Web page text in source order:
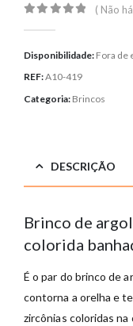
( Não
Disponibilidade: Fora de
REF:A10-419
Categoria: Brincos
DESCRIÇÃO
Brinco de
colorida
É o par do brinco de
contorna a orelha e
zircônias coloridas